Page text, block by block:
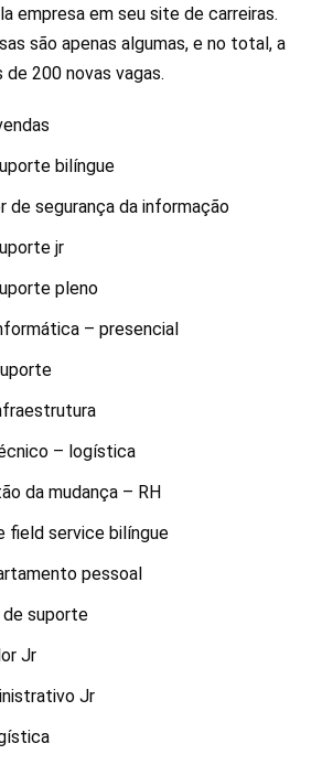
empresa em seu site de carreiras.
são apenas algumas, e no total, a
de 200 novas vagas.
bilíngue
de segurança da informação
jr
pleno
– presencial
– logística
da mudança – RH
field service bilíngue
pessoal
de suporte
Jr
Jr